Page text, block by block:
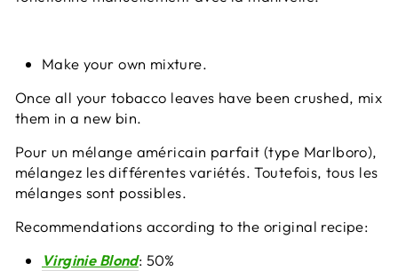
Make your own mixture.
Once all your tobacco leaves have been crushed, mix
them in a new bin.
Pour un mélange américain parfait (type Marlboro),
mélangez les différentes variétés. Toutefois, tous les
mélanges sont possibles.
Recommendations according to the original recipe:
Virginie Blond: 50%